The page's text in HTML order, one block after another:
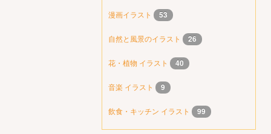
漫画イラスト 53
自然と風景のイラスト 26
花・植物 イラスト 40
音楽 イラスト 9
飲食・キッチン イラスト 99